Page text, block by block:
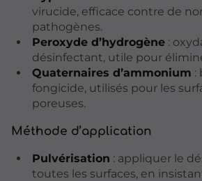
virucide, efficace contre de
pathogènes.
Peroxyde d’hydrogène:
désinfectant, utile pour
Quaternaires d’ammonium :
fongicide, utilisés pour les
poreuses.
Méthode d’application
Pulvérisation : appliquer le
toutes les surfaces, en